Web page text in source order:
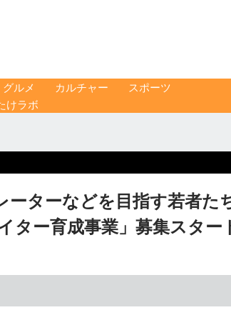
グルメ カルチャー
スポーツ
けラボ
ーターなどを目指す若者た
ー育成事業」募集スター